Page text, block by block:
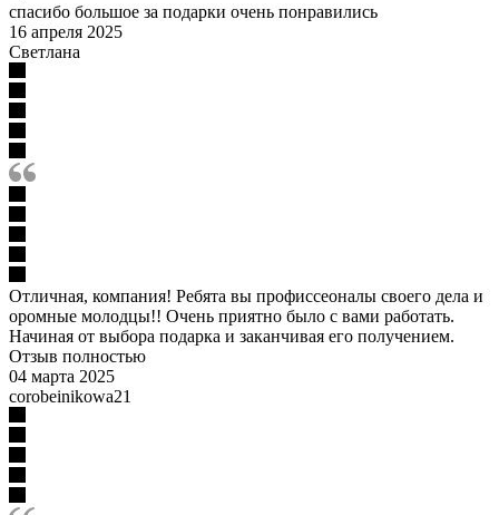
спасибо большое за подарки очень понравились
16 апреля 2025
Светлана
Отличная, компания! Ребята вы профиссеоналы своего дела и
оромные молодцы!! Очень приятно было с вами работать.
Начиная от выбора подарка и заканчивая его получением.
Отзыв полностью
04 марта 2025
corobeinikowa21